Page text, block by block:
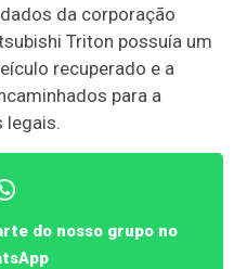
da corporação
Triton possuía um
recuperado e a
para a
legais.
do nosso grupo no